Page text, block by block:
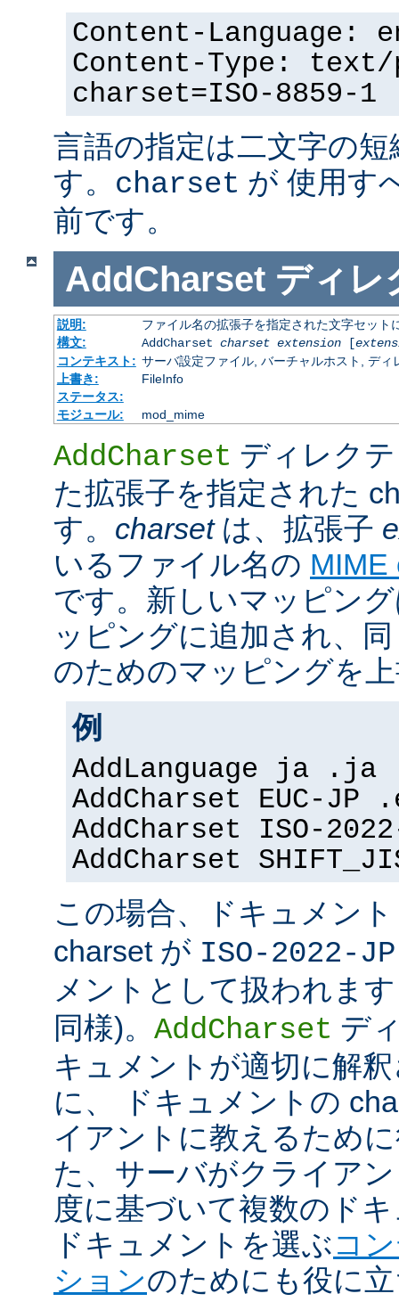
Content-Language:
Content-Type:
charset=ISO-8859-1
言語の指定は二文字の
す。 charset が 使用す
前です。
AddCharset ディレ
説明:
ファイル名の拡張子を指定された文字セット
構文:
AddCharset charset extension[
コンテキスト: サーバ設定ファイル, バーチャルホスト, ディ
上書き:
FileInfo
ステータス:
モジュール:
mod_mime
AddCharset ディレク
た拡張子を指定された
す。 charsetは、拡張子
いるファイル名の MIME
です。新しいマッピン
ッピングに追加され、
のためのマッピングを
例
AddLanguage ja .ja
AddCharset EUC-JP
AddCharset ISO-
AddCharset
この場合、ドキュメン
charset が ISO-2022-JP
メントとして扱われま
同様)。 AddCharset デ
キュメントが適切に解
に、 ドキュメントの
イアントに教えるため
た、サーバがクライア
度に基づいて複数のド
ドキュメントを選ぶコ
ションのためにも役に